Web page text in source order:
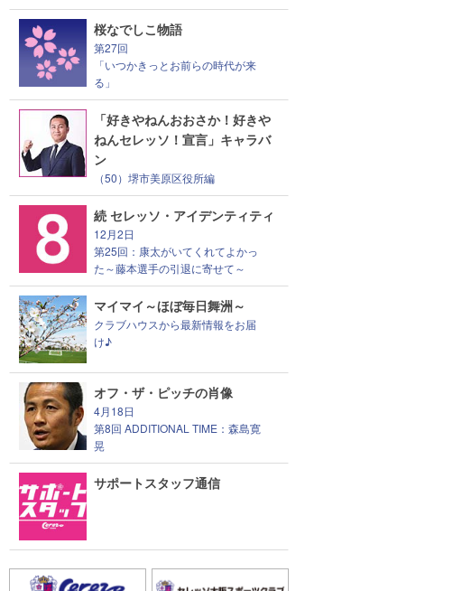
桜なでしこ物語
第27回
「いつかきっとお前らの時代が来
る」
「好きやねんおおさか！好きや
ねんセレッソ！宣言」キャラバ
ン
（50）堺市美原区役所編
続 セレッソ・アイデンティティ
12月2日
第25回：康太がいてくれてよかっ
た～藤本選手の引退に寄せて～
マイマイ～ほぼ毎日舞洲～
クラブハウスから最新情報をお届
け♪
オフ・ザ・ピッチの肖像
4月18日
第8回 ADDITIONAL TIME：森島寛
晃
サポートスタッフ通信